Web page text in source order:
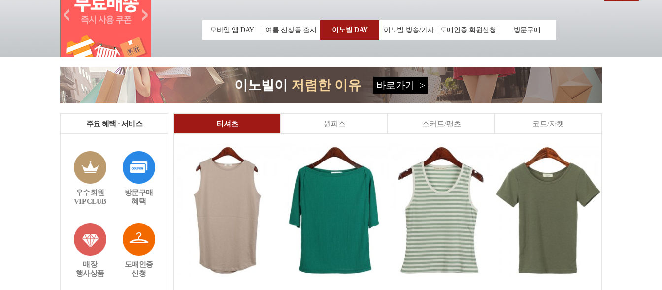
모바일 앱 DAY 여름 신상품 출시 이노빌 DAY 이노빌 방송/기사 도매인증 회원신청 방문구매
이노빌이 저렴한 이유 바로가기 >
주요 혜택 · 서비스
우수회원
VIP CLUB
방문구매
혜택
매장
행사상품
도매인증
신청
티셔츠 원피스 스커트/팬츠 코트/자켓